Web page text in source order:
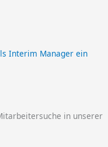
Interim Manager ein
in unserer